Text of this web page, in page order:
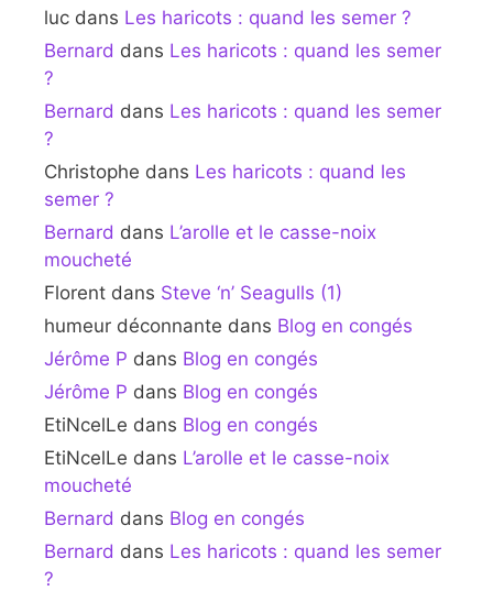
luc dans Les haricots : quand les semer ?
Bernard dans Les haricots : quand les semer
?
Bernard dans Les haricots : quand les semer
?
Christophe dans Les haricots : quand les
semer ?
Bernard dans L’arolle et le casse-noix
moucheté
Florent dans Steve ‘n’ Seagulls (1)
humeur déconnante dans Blog en congés
Jérôme P dans Blog en congés
Jérôme P dans Blog en congés
EtiNcelLe dans Blog en congés
EtiNcelLe dans L’arolle et le casse-noix
moucheté
Bernard dans Blog en congés
Bernard dans Les haricots : quand les semer
?